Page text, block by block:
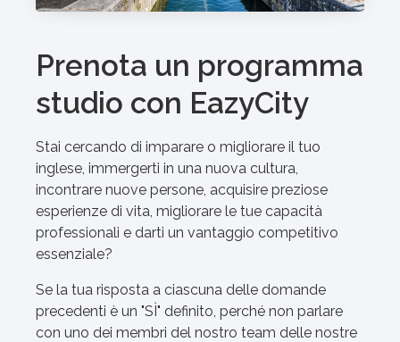
Prenota un programma
studio con EazyCity
Stai cercando di imparare o migliorare il tuo
inglese, immergerti in una nuova cultura,
incontrare nuove persone, acquisire preziose
esperienze di vita, migliorare le tue capacità
professionali e darti un vantaggio competitivo
essenziale?
Se la tua risposta a ciascuna delle domande
precedenti è un "SÌ" definito, perché non parlare
con uno dei membri del nostro team delle nostre